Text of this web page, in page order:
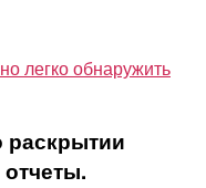
легко обнаружить
раскрытии